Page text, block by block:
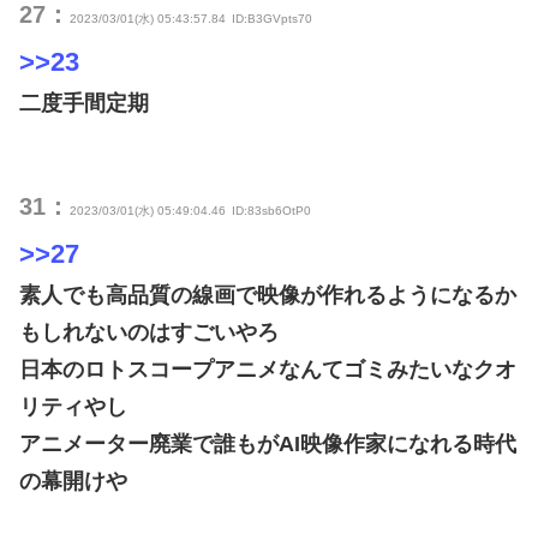
27： 2023/03/01(水) 05:43:57.84 ID:B3GVpts70
>>23
二度手間定期
31： 2023/03/01(水) 05:49:04.46 ID:83sb6OtP0
>>27
素人でも高品質の線画で映像が作れるようになるか
もしれないのはすごいやろ
日本のロトスコープアニメなんてゴミみたいなクオ
リティやし
アニメーター廃業で誰もがAI映像作家になれる時代
の幕開けや